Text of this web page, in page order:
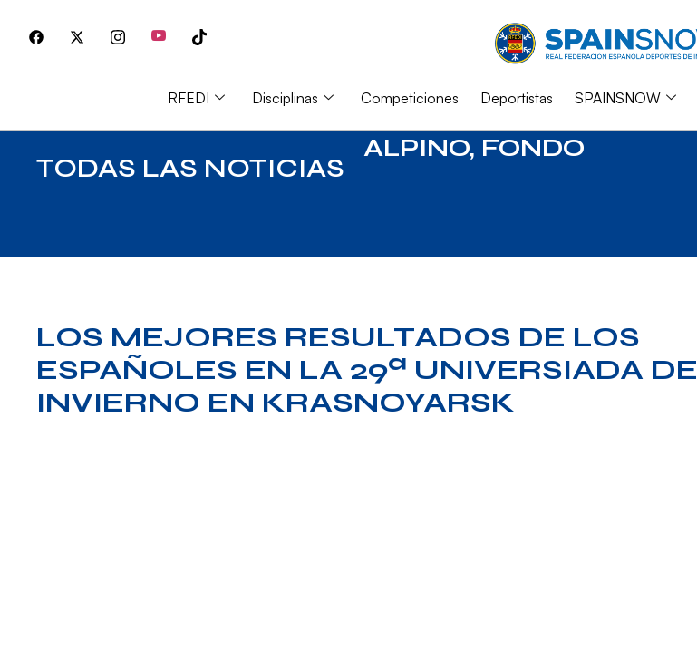
RFEDI Disciplinas Competiciones Deportistas SPAINSNOW
TODAS LAS NOTICIAS
ALPINO, FONDO
LOS MEJORES RESULTADOS DE LOS
ESPAÑOLES EN LA 29ª UNIVERSIADA DE
INVIERNO EN KRASNOYARSK